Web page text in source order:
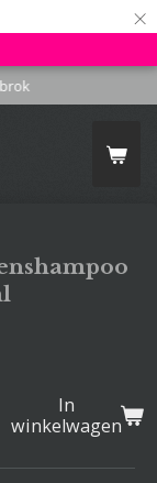
×
In
winkelwagen